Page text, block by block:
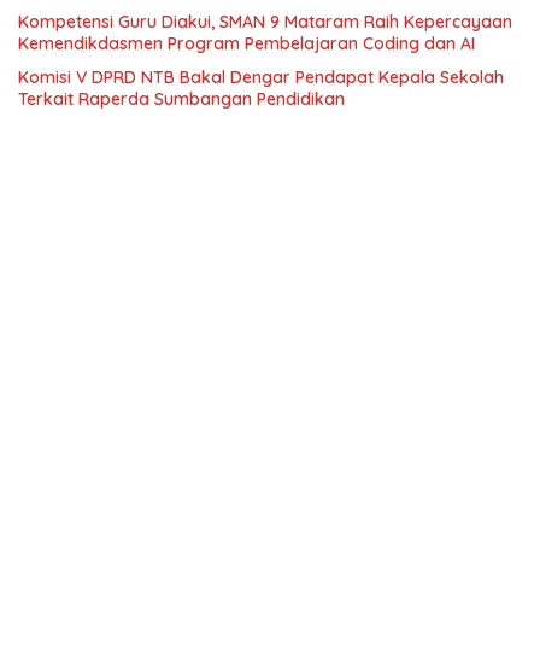
Kompetensi Guru Diakui, SMAN 9 Mataram Raih Kepercayaan
Kemendikdasmen Program Pembelajaran Coding dan AI
Komisi V DPRD NTB Bakal Dengar Pendapat Kepala Sekolah
Terkait Raperda Sumbangan Pendidikan